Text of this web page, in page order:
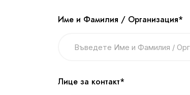
Име и Фамилия / Организация*
Лице за контакт*